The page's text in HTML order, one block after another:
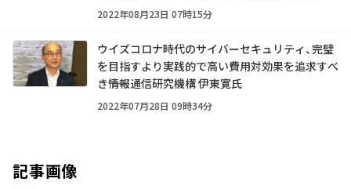
氏
2022年08月23日 07時15分
ウイズコロナ時代のサイバーセキュリティ、完璧
を目指すより実践的で高い費用対効果を追求すべ
き――情報通信研究機構 伊東寛氏
2022年07月28日 09時34分
記事画像